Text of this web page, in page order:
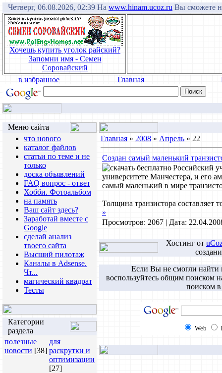
Четверг, 06.08.2026, 02:39 На www.hinam.ucoz.ru Вы сможете
Хочешь купить уголок райский?
Запомни имя - Семен
Соровайский
в избранное
Главная
Меню сайта
что нового
каталог файлов
статьи по теме и не
только
доска объявлений
FAQ вопрос - ответ
Хобби. Фотоальбом
на память
Ваш сайт здесь?
Заработай вместе с
Google
сделай анализ
твоего сайта
Высший пилотаж
Каналы в Adsense.
Чт...
магический квадрат
Тесты
Категории
раздела
полезные
новости [38]
для
раскрутки и
оптимизации
[27]
Главная » 2008 » Апрель » 22
Создан самый маленький
Российский
университете Манчестера, и его
самый маленький в мире
Толщина транзистора составляет
»
Просмотров: 2067 | Дата:
Хостинг от
Если Вы не смогли
воспользуйтесь общим поиском
поиском
Web